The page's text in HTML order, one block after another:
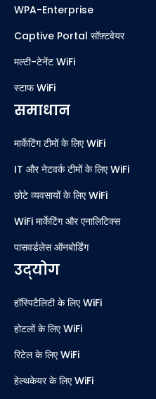
WPA-Enterprise
Captive Portal सॉफ़्टवेयर
मल्टी-टेनेंट WiFi
स्टाफ WiFi
समाधान
मार्केटिंग टीमों के लिए WiFi
IT और नेटवर्क टीमों के लिए WiFi
छोटे व्यवसायों के लिए WiFi
WiFi मार्केटिंग और एनालिटिक्स
पासवर्डलेस ऑनबोर्डिंग
उद्योग
हॉस्पिटैलिटी के लिए WiFi
होटलों के लिए WiFi
रिटेल के लिए WiFi
हेल्थकेयर के लिए WiFi